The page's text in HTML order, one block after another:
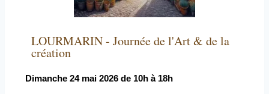
LOURMARIN - Journée de l'Art & de la
création
Dimanche 24 mai 2026 de 10h à 18h